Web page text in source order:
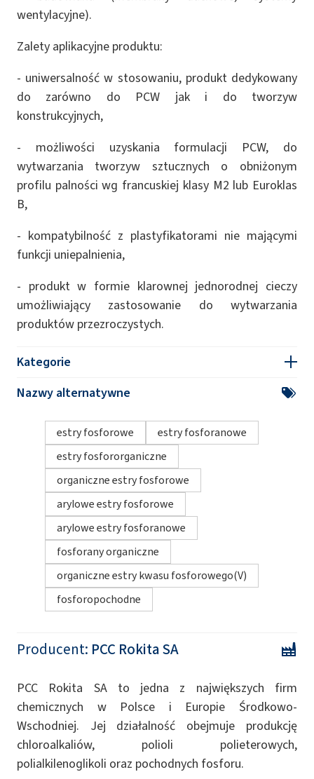
wentylacyjne).
Zalety aplikacyjne produktu:
- uniwersalność w stosowaniu, produkt dedykowany
do zarówno do PCW jak i do tworzyw
konstrukcyjnych,
- możliwości uzyskania formulacji PCW, do
wytwarzania tworzyw sztucznych o obniżonym
profilu palności wg francuskiej klasy M2 lub Euroklas
B,
- kompatybilność z plastyfikatorami nie mającymi
funkcji uniepalnienia,
- produkt w formie klarownej jednorodnej cieczy
umożliwiający zastosowanie do wytwarzania
produktów przezroczystych.
Kategorie
Nazwy alternatywne
estry fosforowe
estry fosforanowe
estry fosfororganiczne
organiczne estry fosforowe
arylowe estry fosforowe
arylowe estry fosforanowe
fosforany organiczne
organiczne estry kwasu fosforowego(V)
fosforopochodne
Producent: PCC Rokita SA
PCC Rokita SA to jedna z największych firm
chemicznych w Polsce i Europie Środkowo-
Wschodniej. Jej działalność obejmuje produkcję
chloroalkaliów, polioli polieterowych,
polialkilenoglikoli oraz pochodnych fosforu.